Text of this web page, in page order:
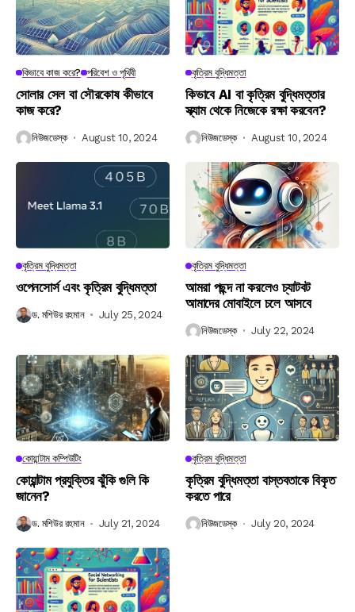
কিভাবে কাজ করে? পরিবেশ ও পৃথিবী
সোলার সেল বা সৌরকোষ কীভাবে
কাজ করে?
নিউজডেস্ক August 10, 2024
কৃত্রিম বুদ্ধিমত্তা
কিভাবে AI বা কৃত্রিম বুদ্ধিমত্তার
স্ক্যাম থেকে নিজেকে রক্ষা করবেন?
নিউজডেস্ক August 10, 2024
কৃত্রিম বুদ্ধিমত্তা
ওপেনসোর্স এবং কৃত্রিম বুদ্ধিমত্তা
ড. মশিউর রহমান July 25, 2024
কৃত্রিম বুদ্ধিমত্তা
আমরা পছন্দ না করলেও চ্যাটবট
আমাদের মোবাইলে চলে আসবে
নিউজডেস্ক July 22, 2024
কোয়ান্টাম কম্পিউটিং
কোয়ান্টাম প্রযুক্তির ঝুঁকি গুলি কি
জানেন?
ড. মশিউর রহমান July 21, 2024
কৃত্রিম বুদ্ধিমত্তা
কৃত্রিম বুদ্ধিমত্তা বাস্তবতাকে বিকৃত
করতে পারে
নিউজডেস্ক July 20, 2024